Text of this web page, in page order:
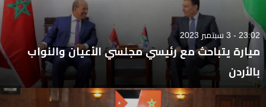
23:02 - 3 سبتمبر 2023
ميارة يتباحث مع رئيسي مجلسي الأعيان والنواب
بالأردن